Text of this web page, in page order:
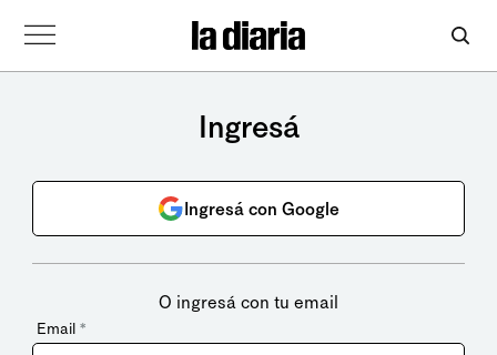
Ingresá
Ingresá con Google
O ingresá con tu email
Email *